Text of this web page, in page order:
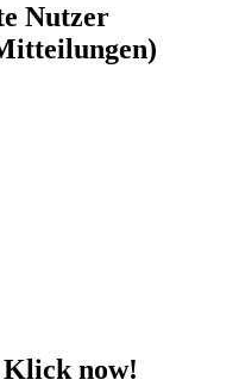
Nutzer
Klick now!